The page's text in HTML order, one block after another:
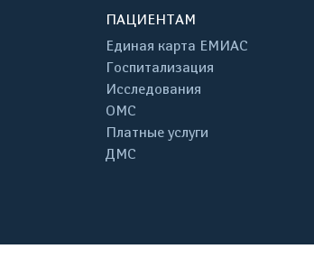
ПАЦИЕНТАМ
Единая карта ЕМИАС
Госпитализация
Исследования
ОМС
Платные услуги
ДМС